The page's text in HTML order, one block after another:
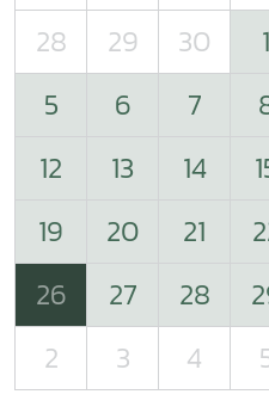
28
29 30 1
5
6 7
12
13 14
19
20 21
26
27 28
2
3 4